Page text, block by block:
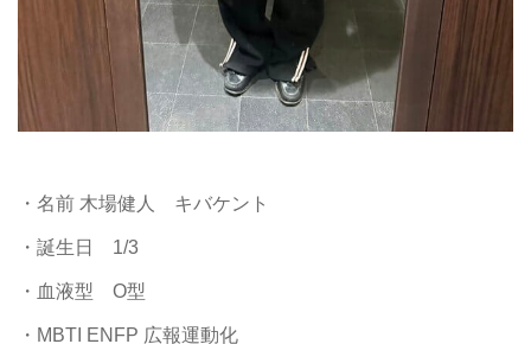
・名前 木場健人 キバケント
・誕生日 1/3
・血液型 O型
・MBTI ENFP 広報運動化